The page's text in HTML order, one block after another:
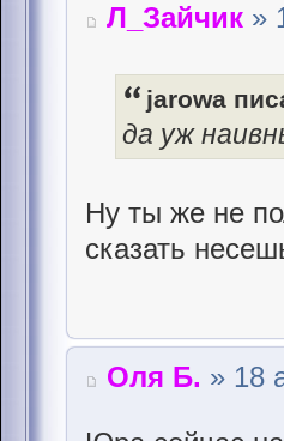
Л_Зайчик »
jarowa
да уж
Ну ты же не
сказать
Оля Б. » 18